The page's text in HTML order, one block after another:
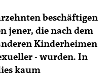
beschäftigen
jener, die nach dem
Kinderheimen
- wurden. In
kaum